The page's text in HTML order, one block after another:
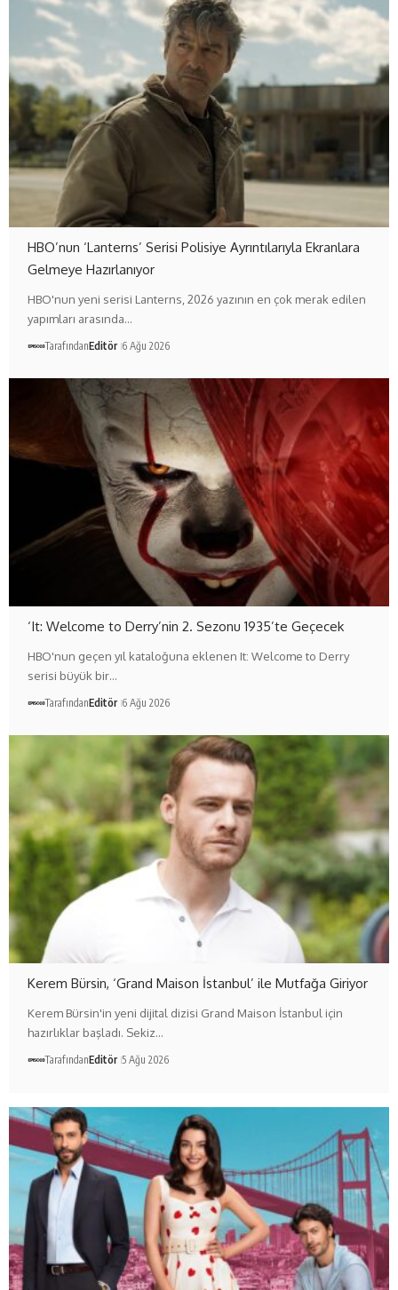
HBO’nun ‘Lanterns’ Serisi Polisiye Ayrıntılarıyla Ekranlara
Gelmeye Hazırlanıyor
HBO'nun yeni serisi Lanterns, 2026 yazının en çok merak edilen
yapımları arasında…
TarafındanEditör 6 Ağu 2026
‘It: Welcome to Derry’nin 2. Sezonu 1935’te Geçecek
HBO'nun geçen yıl kataloğuna eklenen It: Welcome to Derry
serisi büyük bir…
TarafındanEditör 6 Ağu 2026
Kerem Bürsin, ‘Grand Maison İstanbul’ ile Mutfağa Giriyor
Kerem Bürsin'in yeni dijital dizisi Grand Maison İstanbul için
hazırlıklar başladı. Sekiz…
TarafındanEditör 5 Ağu 2026